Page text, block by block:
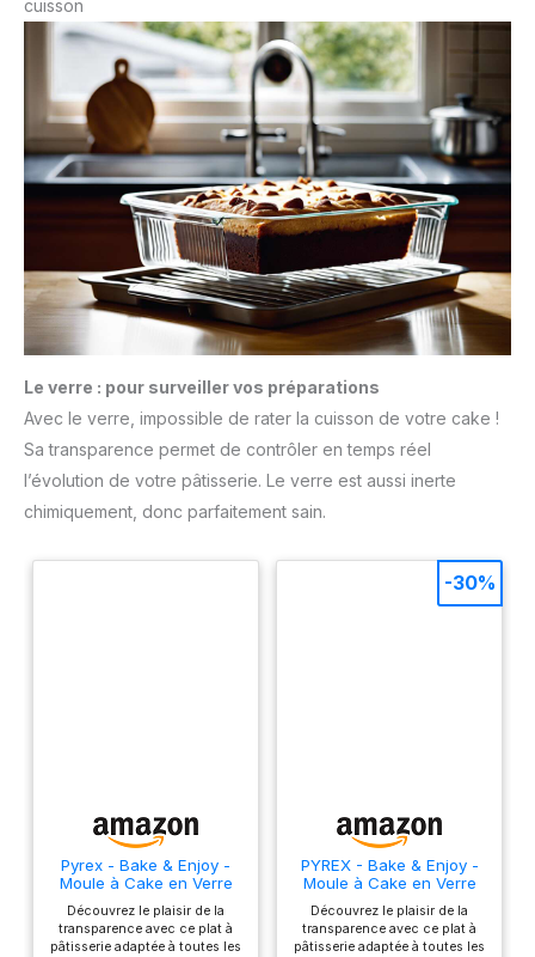
cuisson
Le verre : pour surveiller vos préparations
Avec le verre, impossible de rater la cuisson de votre cake !
Sa transparence permet de contrôler en temps réel
l’évolution de votre pâtisserie. Le verre est aussi inerte
chimiquement, donc parfaitement sain.
Pyrex - Bake & Enjoy -
Moule à Cake en Verre
Découvrez le plaisir de la
transparence avec ce plat à
pâtisserie adaptée à toutes les
PYREX - Bake & Enjoy -
Moule à Cake en Verre
Ecru 28 x 12 x 8 cm
Découvrez le plaisir de la
transparence avec ce plat à
pâtisserie adaptée à toutes les
-30%